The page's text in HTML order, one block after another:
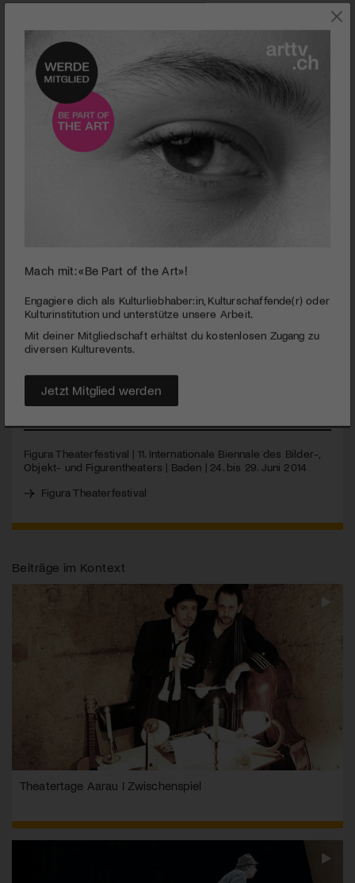
seconds
minutes,
seconds
Baden | Figura Theaterfestival
PUBLIZIERT AM 26. JUNI 2014
Handpuppenspiel und provozierendes Strassentheater bis hin
zur poetischen Tanzperformance unter Wasser: 36
MEHR
Figura Theaterfestival | 11. Internationale Biennale des Bilder-,
Objekt- und Figurentheaters | Baden | 24. bis 29. Juni 2014
Figura Theaterfestival
Beiträge im Kontext
Theatertage Aarau I Zwischenspiel
Mach mit: «Be Part of the Art»!
Engagiere dich als Kulturliebhaber:in, Kulturschaffende(r) oder
Kulturinstitution und unterstütze unsere Arbeit.
Mit deiner Mitgliedschaft erhältst du kostenlosen Zugang zu
diversen Kulturevents.
Jetzt Mitglied werden